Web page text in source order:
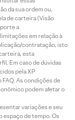
da sua ordem ou,
de carteira (Visão
a
em relação à
contratação, isto
esta
Em caso de dúvidas
pela XP
As condições de
podem afetar o
variações e seu
espaço de tempo. Os